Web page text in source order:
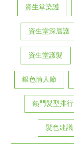
資生堂染護
資生堂深層護
資生堂護髮
銀色情人節
熱門髮型排行
髮色建議